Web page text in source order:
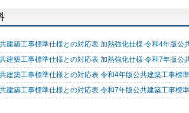
建築工事標準仕様との対応表 加熱強化仕様 令和4年版公
建築工事標準仕様との対応表 加熱強化仕様 令和7年版公
建築工事標準仕様との対応表 令和4年版公共建築工事標
建築工事標準仕様との対応表 令和7年版公共建築工事標